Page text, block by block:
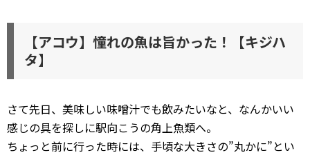
【アコウ】憧れの魚は旨かった！【キジハ
タ】
さて先日、美味しい味噌汁でも飲みたいなと、なんかいい
感じの具を探しに駅向こうの角上魚類へ。
ちょっと前に行った時には、手頃な大きさの”丸かに”とい